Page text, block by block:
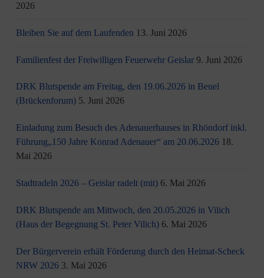
2026
Bleiben Sie auf dem Laufenden 13. Juni 2026
Familienfest der Freiwilligen Feuerwehr Geislar 9. Juni 2026
DRK Blutspende am Freitag, den 19.06.2026 in Beuel
(Brückenforum) 5. Juni 2026
Einladung zum Besuch des Adenauerhauses in Rhöndorf inkl.
Führung„150 Jahre Konrad Adenauer“ am 20.06.2026 18.
Mai 2026
Stadtradeln 2026 – Geislar radelt (mit) 6. Mai 2026
DRK Blutspende am Mittwoch, den 20.05.2026 in Vilich
(Haus der Begegnung St. Peter Vilich) 6. Mai 2026
Der Bürgerverein erhält Förderung durch den Heimat-Scheck
NRW 2026 3. Mai 2026